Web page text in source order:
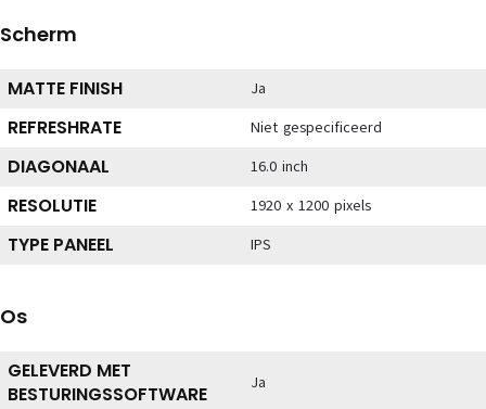
Scherm
MATTE FINISH Ja
REFRESHRATE Niet gespecificeerd
DIAGONAAL 16.0 inch
RESOLUTIE 1920 x 1200 pixels
TYPE PANEEL IPS
Os
GELEVERD MET
BESTURINGSSOFTWARE
Ja